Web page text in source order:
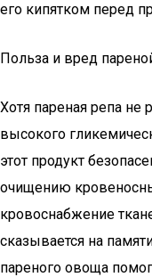
его кипятком перед
Польза и вред
Хотя пареная репа не
высокого
этот продукт
очищению
кровоснабжение
сказывается на
пареного овоща